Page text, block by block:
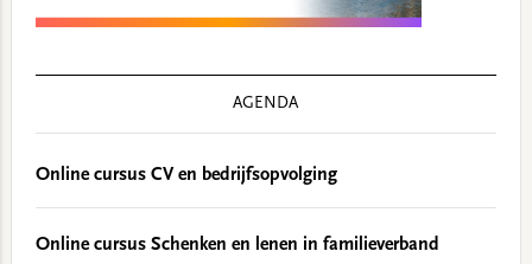
AGENDA
Online cursus CV en bedrijfsopvolging
Online cursus Schenken en lenen in familieverband